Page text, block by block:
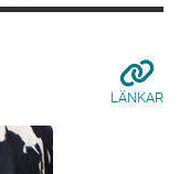
LÄNKAR